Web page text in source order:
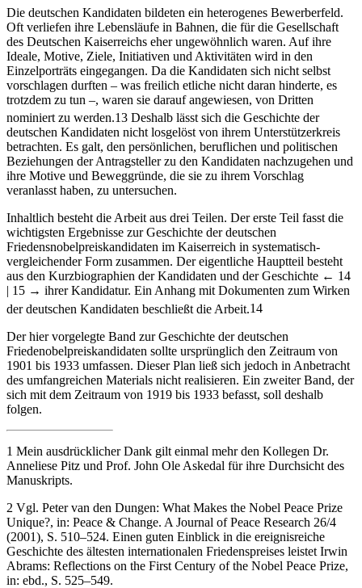
Die deutschen Kandidaten bildeten ein heterogenes Bewerberfeld.
Oft verliefen ihre Lebensläufe in Bahnen, die für die Gesellschaft
des Deutschen Kaiserreichs eher ungewöhnlich waren. Auf ihre
Ideale, Motive, Ziele, Initiativen und Aktivitäten wird in den
Einzelporträts eingegangen. Da die Kandidaten sich nicht selbst
vorschlagen durften – was freilich etliche nicht daran hinderte, es
trotzdem zu tun –, waren sie darauf angewiesen, von Dritten
nominiert zu werden.13 Deshalb lässt sich die Geschichte der
deutschen Kandidaten nicht losgelöst von ihrem Unterstützerkreis
betrachten. Es galt, den persönlichen, beruflichen und politischen
Beziehungen der Antragsteller zu den Kandidaten nachzugehen und
ihre Motive und Beweggründe, die sie zu ihrem Vorschlag
veranlasst haben, zu untersuchen.
Inhaltlich besteht die Arbeit aus drei Teilen. Der erste Teil fasst die
wichtigsten Ergebnisse zur Geschichte der deutschen
Friedensnobelpreiskandidaten im Kaiserreich in systematisch-
vergleichender Form zusammen. Der eigentliche Hauptteil besteht
aus den Kurzbiographien der Kandidaten und der Geschichte ← 14
| 15 → ihrer Kandidatur. Ein Anhang mit Dokumenten zum Wirken
der deutschen Kandidaten beschließt die Arbeit.14
Der hier vorgelegte Band zur Geschichte der deutschen
Friedenobelpreiskandidaten sollte ursprünglich den Zeitraum von
1901 bis 1933 umfassen. Dieser Plan ließ sich jedoch in Anbetracht
des umfangreichen Materials nicht realisieren. Ein zweiter Band, der
sich mit dem Zeitraum von 1919 bis 1933 befasst, soll deshalb
folgen.
1 Mein ausdrücklicher Dank gilt einmal mehr den Kollegen Dr.
Anneliese Pitz und Prof. John Ole Askedal für ihre Durchsicht des
Manuskripts.
2 Vgl. Peter van den Dungen: What Makes the Nobel Peace Prize
Unique?, in: Peace & Change. A Journal of Peace Research 26/4
(2001), S. 510–524. Einen guten Einblick in die ereignisreiche
Geschichte des ältesten internationalen Friedenspreises leistet Irwin
Abrams: Reflections on the First Century of the Nobel Peace Prize,
in: ebd., S. 525–549.